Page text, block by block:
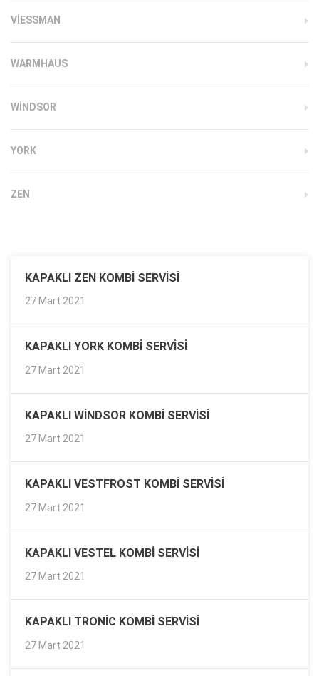
VIESSMAN
WARMHAUS
WINDSOR
YORK
ZEN
KAPAKLI ZEN KOMBI SERVISI
27 Mart 2021
KAPAKLI YORK KOMBI SERVISI
27 Mart 2021
KAPAKLI WINDSOR KOMBI SERVISI
27 Mart 2021
KAPAKLI VESTFROST KOMBI SERVISI
27 Mart 2021
KAPAKLI VESTEL KOMBI SERVISI
27 Mart 2021
KAPAKLI TRONIC KOMBI SERVISI
27 Mart 2021